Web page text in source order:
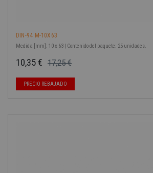
DIN-94 M-10X63
Medida [mm]: 10 x 63 | Contenido del paquete: 25 unidades.
17,25 €
10,35 €
PRECIO REBAJADO